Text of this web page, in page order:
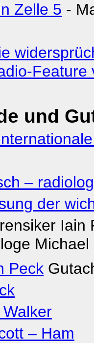
Zelle 5 -
und
–
der
Iain
Peck
– Ham